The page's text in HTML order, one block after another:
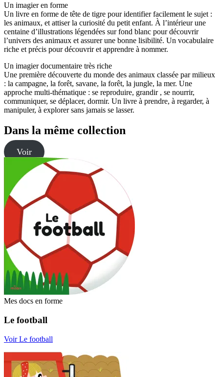
Un imagier en forme
Un livre en forme de tête de tigre pour identifier facilement le sujet :
les animaux, et attiser la curiosité du petit enfant. À l’intérieur une
centaine d’illustrations légendées sur fond blanc pour découvrir
l’univers des animaux et assurer une bonne lisibilité. Un vocabulaire
riche et précis pour découvrir et apprendre à nommer.
Un imagier documentaire très riche
Une première découverte du monde des animaux classée par milieux
: la campagne, la forêt, savane, la forêt, la jungle, la mer. Une
approche multi-thématique : se reproduire, grandir , se nourrir,
communiquer, se déplacer, dormir. Un livre à prendre, à regarder, à
manipuler, à explorer sans jamais se lasser.
Dans la même collection
Voir
Mes docs en forme
Le football
Voir Le football